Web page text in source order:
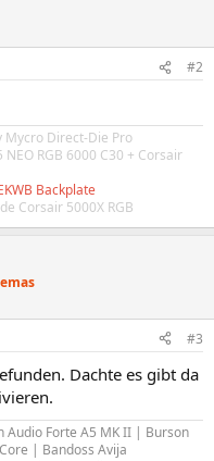
#2
Mycro Direct-Die Pro
NEO RGB 6000 C30 + Corsair
Backplate
Corsair 5000X RGB
#3
Dachte es gibt da
Audio Forte A5 MK II | Burson
| Bandoss Avija